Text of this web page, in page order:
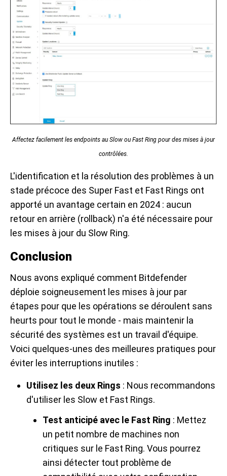
Affectez facilement les endpoints au Slow ou Fast Ring pour des mises à jour
contrôlées.
L'identification et la résolution des problèmes à un
stade précoce des Super Fast et Fast Rings ont
apporté un avantage certain en 2024 : aucun
retour en arrière (rollback) n'a été nécessaire pour
les mises à jour du Slow Ring.
Conclusion
Nous avons expliqué comment Bitdefender
déploie soigneusement les mises à jour par
étapes pour que les opérations se déroulent sans
heurts pour tout le monde - mais maintenir la
sécurité des systèmes est un travail d'équipe.
Voici quelques-unes des meilleures pratiques pour
éviter les interruptions inutiles :
Utilisez les deux Rings : Nous recommandons
d'utiliser les Slow et Fast Rings.
Test anticipé avec le Fast Ring : Mettez
un petit nombre de machines non
critiques sur le Fast Ring. Vous pourrez
ainsi détecter tout problème de